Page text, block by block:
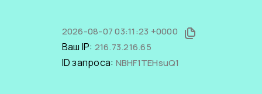
2026-08-07 03:11:23 +0000
Ваш IP: 216.73.216.65
ID запроса: NBHF1TEHsuQ1